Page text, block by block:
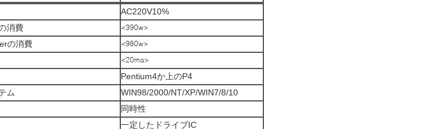
AC220V10%
消費
<390w>
の消費 <980w>
<20ma>
Pentium4か上のP4
ム
WIN98/2000/NT/XP/WIN7/8/10
同時性
一定したドライブIC